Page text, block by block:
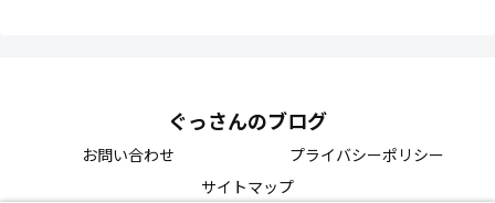
ぐっさんのブログ
お問い合わせ
プライバシーポリシー
サイトマップ